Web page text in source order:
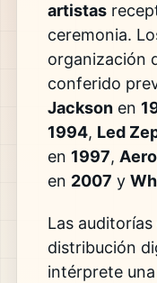
artistas
ceremonia.
organización
conferido
Jacksonen
1994, Led
en 1997,
en 2007 y
Las
distribución
intérprete